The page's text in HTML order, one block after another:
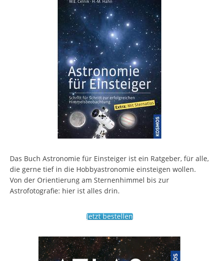
Das Buch Astronomie für Einsteiger ist ein Ratgeber, für alle,
die gerne tief in die Hobbyastronomie einsteigen wollen.
Von der Orientierung am Sternenhimmel bis zur
Astrofotografie: hier ist alles drin.
Jetzt bestellen